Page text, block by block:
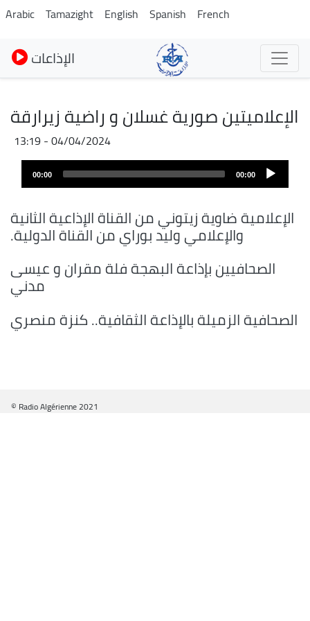
Skip
to
main
content
Arabic Tamazight English Spanish French
الإذاعات
الإعلاميتين صورية غسلان و راضية زيرارقة
04/04/2024 - 13:19
00:00
00:00
الإعلامية ضاوية زيتوني من القناة الإذاعية الثانية
والإعلامي وليد بوراي من القناة الدولية.
الصحافيين بإذاعة البهجة فلة مقران و عيسى
مدني
الصحافية الزميلة بالإذاعة الثقافية.. كنزة منصري
© Radio Algérienne 2021